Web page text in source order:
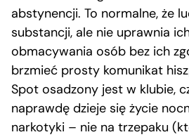
abstynencji. To normalne, że
substancji, ale nie uprawnia
obmacywania osób bez ich
brzmieć prosty komunikat
Spot osadzony jest w klubie,
naprawdę dzieje się życie
narkotyki – nie na trzepaku